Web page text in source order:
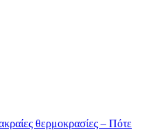
θερμοκρασίες – Πότε